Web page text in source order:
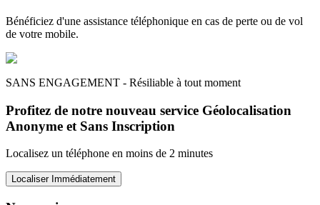
Bénéficiez d'une assistance téléphonique en cas de perte ou de vol
de votre mobile.
SANS ENGAGEMENT - Résiliable à tout moment
Profitez de notre nouveau service Géolocalisation
Anonyme et Sans Inscription
Localisez un téléphone en moins de 2 minutes
Localiser Immédiatement